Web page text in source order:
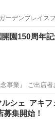
ーデンプレイス
*-*-*-*-*-*-*-*-*-*-
展示会 ブース
園150周年
事業』 ご出店
のぶやま公園
を開催します！
ブース
シェ アキフ
集開始！